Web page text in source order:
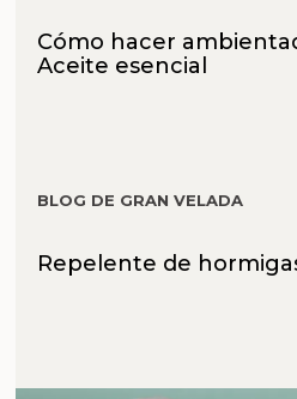
Cómo hacer
Aceite esencial
BLOG DE GRAN VELADA
Repelente de